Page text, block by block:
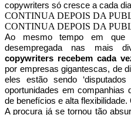
copywriters só cresce a cada
CONTINUA DEPOIS DA
CONTINUA DEPOIS DA
Ao mesmo tempo em que
desempregada nas mais
copywriters recebem cada
por empresas gigantescas, de
eles estão sendo
oportunidades em companhias
de benefícios e alta flexibilidade.
A procura já se tornou tão